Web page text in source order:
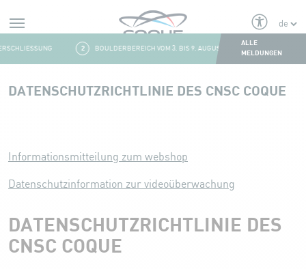
2 BOULDERBEREICH VOM 3. BIS 9. AUGUST GESCHLOSSEN
ALLE
MELDUNGEN
DATENSCHUTZRICHTLINIE DES CNSC COQUE
Informationsmitteilung zum webshop
Datenschutzinformation zur videoüberwachung
DATENSCHUTZRICHTLINIE DES
CNSC COQUE